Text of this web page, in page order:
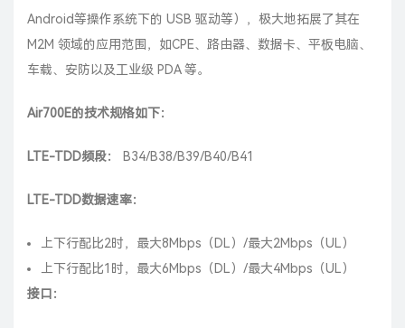
Android等操作系统下的 USB 驱动等），极大地拓展了其在
M2M 领域的应用范围，如CPE、路由器、数据卡、平板电脑、
车载、安防以及工业级 PDA 等。
Air700E的技术规格如下：
LTE-TDD频段： B34/B38/B39/B40/B41
LTE-TDD数据速率：
上下行配比2时，最大8Mbps（DL）/最大2Mbps（UL）
上下行配比1时，最大6Mbps（DL）/最大4Mbps（UL）
接口：